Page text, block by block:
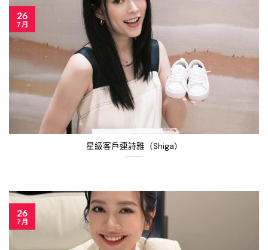
星級客戶連詩雅（Shiga）
26
7 月
26
7 月